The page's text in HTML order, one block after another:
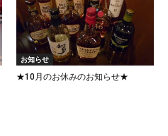
お知らせ
★10月のお休みのお知らせ★